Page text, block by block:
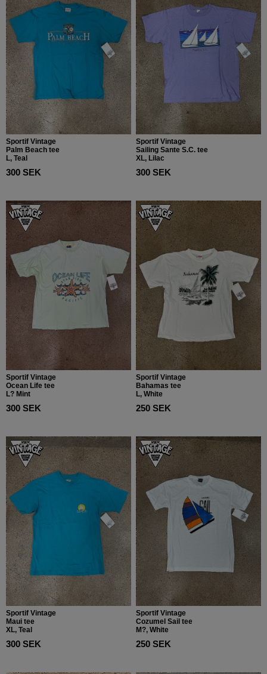
Sportif Vintage
Palm Beach tee
L, Teal
300 SEK
Sportif Vintage
Sailing Sante S.C. tee
XL, Lilac
300 SEK
Sportif Vintage
Ocean Life tee
L? Mint
300 SEK
Sportif Vintage
Bahamas tee
L, White
250 SEK
Sportif Vintage
Maui tee
XL, Teal
300 SEK
Sportif Vintage
Cozumel Sail tee
M?, White
250 SEK